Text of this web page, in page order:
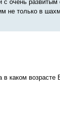
не только в
в каком